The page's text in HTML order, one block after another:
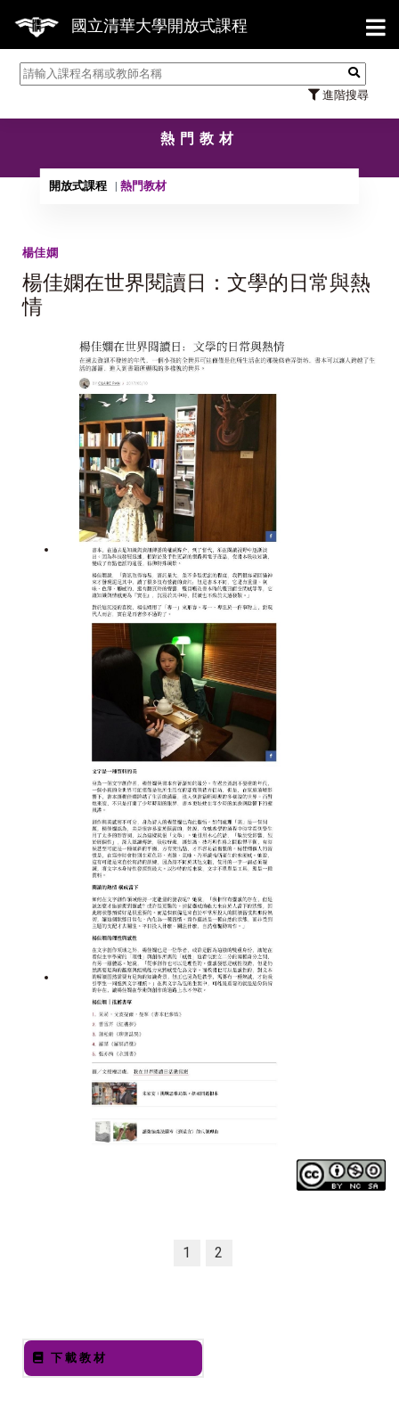
國立清華大學開放式課程
進階搜尋
【
熱門教材
開放式課程 熱門教材
楊佳嫻
楊佳嫻在世界閱讀日：文學的日常與熱
情
1 2
下載教材